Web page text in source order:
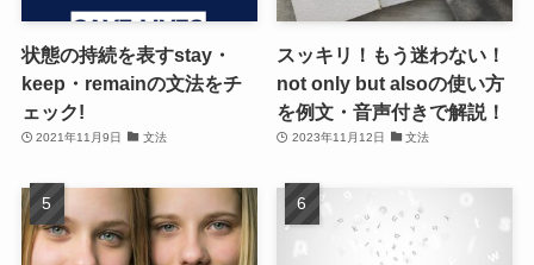
状態の持続を表すstay・
keep・remainの文法をチ
ェック!
2021年11月9日 文法
スッキリ！もう迷わない！
not only but alsoの使い方
を例文・音声付きで解説！
2023年11月12日 文法